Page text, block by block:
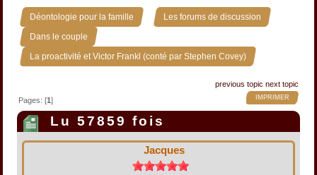
Déontologie pour la famille » Les forums de discussion »
Dans le couple »
La proactivité et Victor Frankl (conté par Stephen Covey)
previous topic next topic
IMPRIMER
Pages: [1]
Lu 57859 fois
Jacques